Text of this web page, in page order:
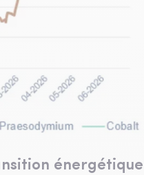
énergétique